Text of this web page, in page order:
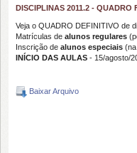
DISCIPLINAS 2011.2 - QUADRO
Veja o QUADRO DEFINITIVO de
Matrículas de alunos regulares
Inscrição de alunos especiais
INÍCIO DAS AULAS - 15/agosto/
Baixar Arquivo